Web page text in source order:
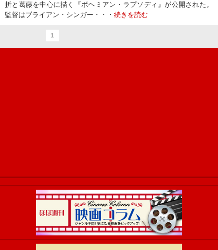
折と葛藤を中心に描く『ボヘミアン・ラプソディ』が公開された。
監督はブライアン・シンガー・・・ 続きを読む
1